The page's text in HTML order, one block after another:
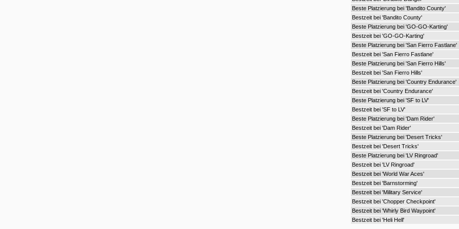
Beste Platzierung bei 'Bandito County'
Bestzeit bei 'Bandito County'
Beste Platzierung bei 'GO-GO-Karting'
Bestzeit bei 'GO-GO-Karting'
Beste Platzierung bei 'San Fierro Fastlane'
Bestzeit bei 'San Fierro Fastlane'
Beste Platzierung bei 'San Fierro Hills'
Bestzeit bei 'San Fierro Hills'
Beste Platzierung bei 'Country Endurance'
Bestzeit bei 'Country Endurance'
Beste Platzierung bei 'SF to LV'
Bestzeit bei 'SF to LV'
Beste Platzierung bei 'Dam Rider'
Bestzeit bei 'Dam Rider'
Beste Platzierung bei 'Desert Tricks'
Bestzeit bei 'Desert Tricks'
Beste Platzierung bei 'LV Ringroad'
Bestzeit bei 'LV Ringroad'
Bestzeit bei 'World War Aces'
Bestzeit bei 'Barnstorming'
Bestzeit bei 'Military Service'
Bestzeit bei 'Chopper Checkpoint'
Bestzeit bei 'Whirly Bird Waypoint'
Bestzeit bei 'Heli Hell'